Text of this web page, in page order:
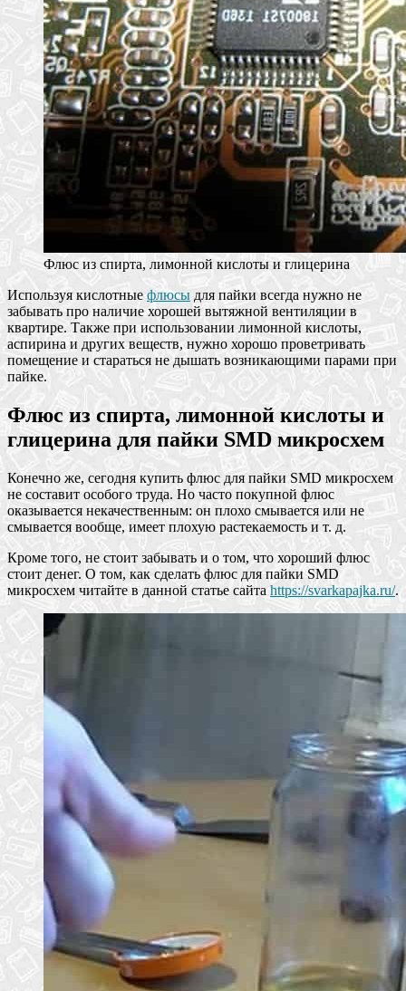
Флюс из спирта, лимонной кислоты и глицерина
Используя кислотныефлюсы для пайки всегда нужно не
забывать про наличие хорошей вытяжной вентиляции в
квартире. Также при использовании лимонной кислоты,
аспирина и других веществ, нужно хорошо проветривать
помещение и стараться не дышать возникающими парами при
пайке.
Флюс из спирта, лимонной кислоты и
глицерина для пайки SMD микросхем
Конечно же, сегодня купить флюс для пайки SMD микросхем
не составит особого труда. Но часто покупной флюс
оказывается некачественным: он плохо смывается или не
смывается вообще, имеет плохую растекаемость и т. д.
Кроме того, не стоит забывать и о том, что хороший флюс
стоит денег. О том, как сделать флюс для пайки SMD
микросхем читайте в данной статье сайта https://svarkapajka.ru/.